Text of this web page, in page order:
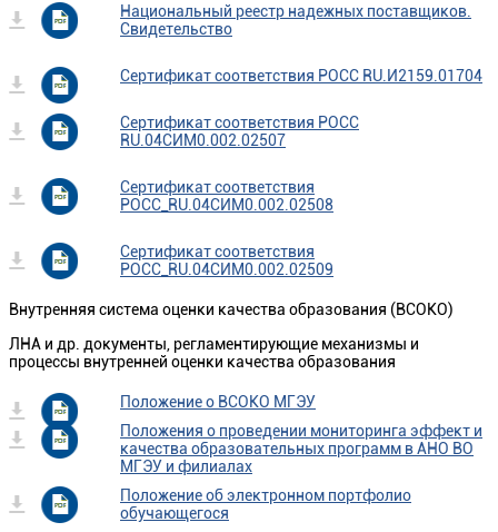
Национальный реестр надежных поставщиков.
Свидетельство
Сертификат соответствия POCC RU.И2159.01704
Сертификат соответствия РОСС
RU.04СИМ0.002.02507
Сертификат соответствия
РОСС_RU.04СИМ0.002.02508
Сертификат соответствия
РОСС_RU.04СИМ0.002.02509
Внутренняя система оценки качества образования (ВСОКО)
ЛНА и др. документы, регламентирующие механизмы и
процессы внутренней оценки качества образования
Положение о ВСОКО МГЭУ
Положения о проведении мониторинга эффект и
качества образовательных программ в АНО ВО
МГЭУ и филиалах
Положение об электронном портфолио
обучающегося